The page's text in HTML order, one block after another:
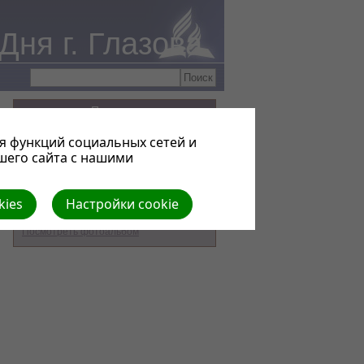
г. Глазова
Природа
Посмотреть фотоальбом
функций социальных сетей и
сайта с нашими
Настройки cookie